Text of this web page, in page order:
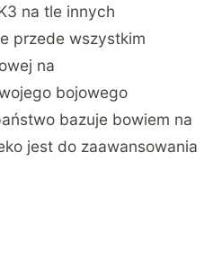
na tle innych
przede wszystkim
na
bojowego
bazuje bowiem na
jest do zaawansowania